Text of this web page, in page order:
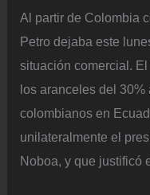
Al partir de Colombia
Petro dejaba este
situación comercial.
los aranceles del
colombianos en
unilateralmente el
Noboa, y que justificó